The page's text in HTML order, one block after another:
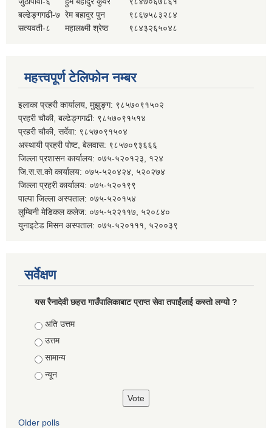
बल्ढेङ्गगढी-७ रेम बहादुर पुन
९८६७५८३२८४
सत्यवती-८
महालक्ष्मी श्रेष्ठ ९८४३२६५०४८
महत्त्वपूर्ण टेलिफोन नम्बर
इलाका प्रहरी कार्यालय, मुझुङ्ग: ९८५७०९१५०२
प्रहरी चौकी, बल्ढेङ्गगढी: ९८५७०९१५१४
प्रहरी चौकी, सर्देवा: ९८५७०९१५०४
अस्थायी प्रहरी पोष्ट, बेलवास: ९८५७०९३६६६
जिल्ला प्रशासन कार्यालय: ०७५-५२०१२३, १२४
जि.स.स.को कार्यालय: ०७५-५२०४२४, ५२०२७४
जिल्ला प्रहरी कार्यालय: ०७५-५२०१९९
पाल्पा जिल्ला अस्पताल: ०७५-५२०१५४
लुम्बिनी मेडिकल कलेज: ०७५-५२२११७, ५२०८४०
युनाइटेड मिसन अस्पताल: ०७५-५२०१११, ५२००३९
सर्वेक्षण
यस रैनादेवी छहरा गाउँपालिकाबाट प्राप्त सेवा तपाईंलाई कस्तो लग्यो ?
Choices
अति उत्तम
उत्तम
सामान्य
न्यून
Older polls